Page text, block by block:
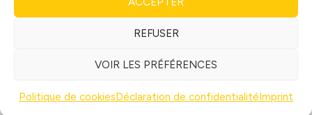
REFUSER
VOIR LES PRÉFÉRENCES
Politique de cookiesDéclaration de confidentialitéImprint